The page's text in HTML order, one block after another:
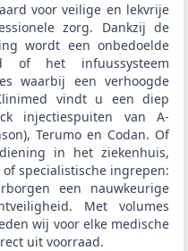
voor veilige en lekvrije
zorg. Dankzij de
wordt een onbedoelde
of het infuussysteem
waarbij een verhoogde
vindt u een diep
injectiespuiten van A-
Terumo en Codan. Of
in het ziekenhuis,
specialistische ingrepen:
een nauwkeurige
Met volumes
wij voor elke medische
uit voorraad.